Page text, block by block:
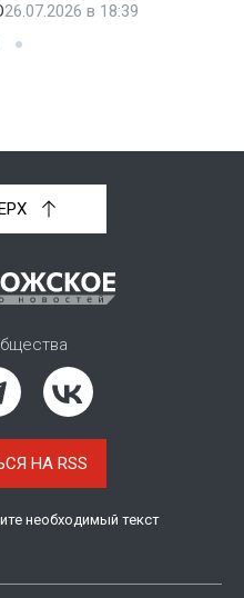
26.07.2026 в 18:39
НА RSS
необходимый текст